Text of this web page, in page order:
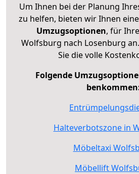
Um Ihnen bei der Planung
zu helfen, bieten wir Ihnen eine
Umzugsoptionen, für
Wolfsburg nach Losenburg
Sie die volle
Folgende
Halteverbotszone in
Möbeltaxi
Möbellift